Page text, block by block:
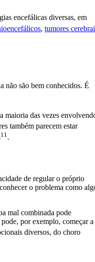
encefálicas diversas, em
, tumores
não são bem conhecidos. É
maioria das vezes
também parecem estar
11 .
de regular o próprio
o problema como
mal combinada pode
por exemplo, começar a
diversos, do choro